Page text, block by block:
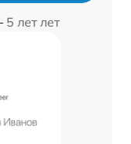
5 лет лет